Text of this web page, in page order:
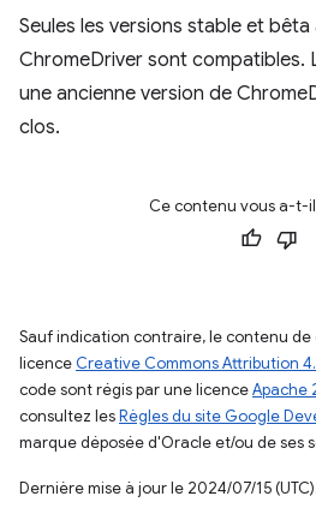
Seules les versions stable et
ChromeDriver sont compatibles.
une ancienne version de
clos.
Ce contenu vous a-t-
Sauf indication contraire, le contenu
licence Creative Commons Attribution
code sont régis par une licenceApache
consultez lesRègles du site Google
marque déposée d'Oracle et/ou de ses
Dernière mise à jour le 2024/07/15 (UTC).